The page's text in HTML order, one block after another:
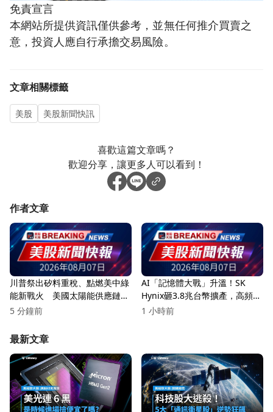
免責宣言
本網站所提供資訊僅供參考，並無任何推介買賣之
意，投資人應自行承擔交易風險。
文章相關標籤
美股 美股新聞快訊
喜歡這篇文章嗎？
歡迎分享，讓更多人可以看到！
作者文章
川普祭出矽料重稅、點燃美中綠
能新戰火 美國太陽能供應鏈大
洗牌在即
5 分鐘前
AI「記憶體大戰」升溫！SK
Hynix砸3.8兆台幣擴產，高頻寬
記憶體恐缺到2028年
1 小時前
最新文章